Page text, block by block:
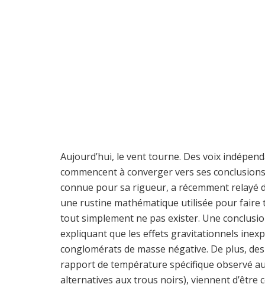
Aujourd’hui, le vent tourne. Des voix
commencent à converger vers ses
connue pour sa rigueur, a récemment
une rustine mathématique utilisée pour
tout simplement ne pas exister. Une
expliquant que les effets gravitationnels
conglomérats de masse négative. De plus,
rapport de température spécifique observé
alternatives aux trous noirs), viennent d’être